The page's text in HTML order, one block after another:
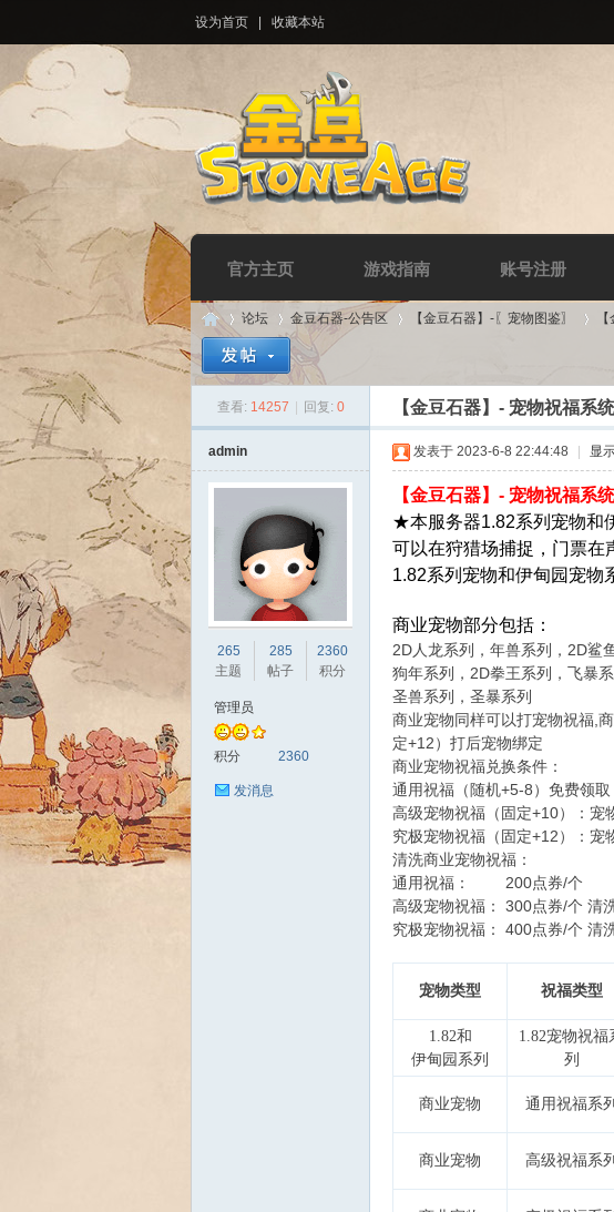
设为首页 收藏本站
官方主页 游戏指南 账号注册
»
论坛
›
金豆石器-公告区 【金豆石器】-〖宠物图鉴〗
›
查看: 14257 回复: 0 【金豆石器】- 宠物祝福系统
admin
265
主题
285
帖子
2360
积分
管理员
积分 2360
发消息
发表于 2023-6-8 22:44:48 显
【金豆石器】- 宠物祝福系统
★本服务器1.82系列宠物和
可以在狩猎场捕捉，门票在
1.82系列宠物和伊甸园宠物
商业宠物部分包括：
2D人龙系列，年兽系列，2D鲨
狗年系列，2D拳王系列，飞暴
圣兽系列，圣暴系列
商业宠物同样可以打宠物祝福,
定+12）打后宠物绑定
商业宠物祝福兑换条件：
通用祝福（随机+5-8）免费领取
高级宠物祝福（固定+10）：宠
究极宠物祝福（固定+12）：宠
清洗商业宠物祝福：
通用祝福： 200点券/个
高级宠物祝福： 300点券/个 清
究极宠物祝福： 400点券/个 清
宠物类型 祝福类型
1.82和
伊甸园系列
1.82宠物祝福
列
商业宠物 通用祝福系列
商业宠物 高级祝福系列